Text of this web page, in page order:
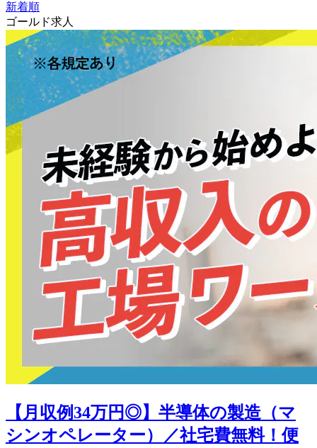
新着順
ゴールド求人
【月収例34万円◎】半導体の製造（マ
シンオペレーター）／社宅費無料！便